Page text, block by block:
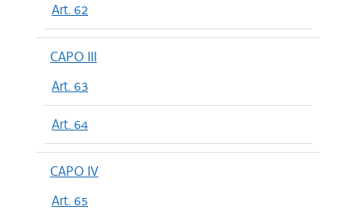
Art. 62
CAPO III
Art. 63
Art. 64
CAPO IV
Art. 65